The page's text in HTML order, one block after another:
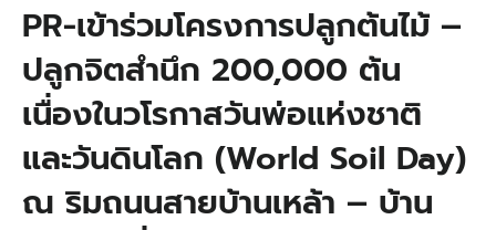
PR-เข้าร่วมโครงการปลูกต้นไม้ –
ปลูกจิตสำนึก 200,000 ต้น
เนื่องในวโรกาสวันพ่อแห่งชาติ
และวันดินโลก (World Soil Day)
ณ ริมถนนสายบ้านเหล้า – บ้าน